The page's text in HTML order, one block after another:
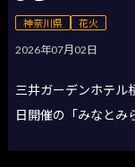
神奈川県 花火
2026年07月02日
三井ガーデンホテル
日開催の「みなとみ